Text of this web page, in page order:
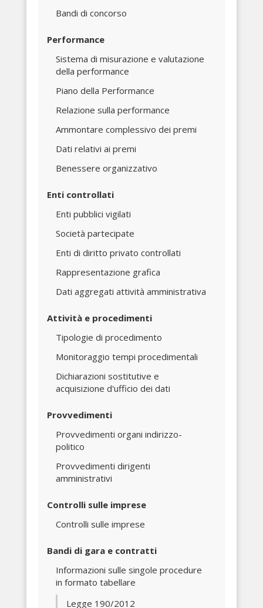
Bandi di concorso
Performance
Sistema di misurazione e valutazione
della performance
Piano della Performance
Relazione sulla performance
Ammontare complessivo dei premi
Dati relativi ai premi
Benessere organizzativo
Enti controllati
Enti pubblici vigilati
Società partecipate
Enti di diritto privato controllati
Rappresentazione grafica
Dati aggregati attività amministrativa
Attività e procedimenti
Tipologie di procedimento
Monitoraggio tempi procedimentali
Dichiarazioni sostitutive e
acquisizione d'ufficio dei dati
Provvedimenti
Provvedimenti organi indirizzo-
politico
Provvedimenti dirigenti
amministrativi
Controlli sulle imprese
Controlli sulle imprese
Bandi di gara e contratti
Informazioni sulle singole procedure
in formato tabellare
Legge 190/2012